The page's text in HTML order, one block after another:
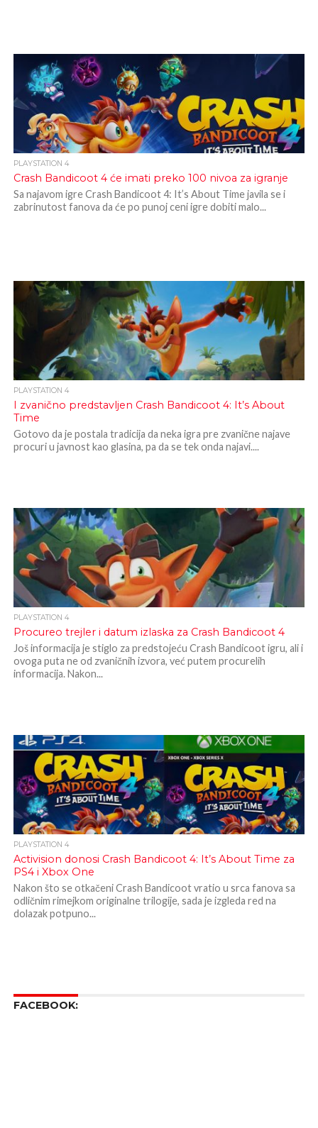
PLAYSTATION 4
Crash Bandicoot 4 će imati preko 100 nivoa za igranje
Sa najavom igre Crash Bandicoot 4: It’s About Time javila se i
zabrinutost fanova da će po punoj ceni igre dobiti malo...
PLAYSTATION 4
I zvanično predstavljen Crash Bandicoot 4: It’s About
Time
Gotovo da je postala tradicija da neka igra pre zvanične najave
procuri u javnost kao glasina, pa da se tek onda najavi....
PLAYSTATION 4
Procureo trejler i datum izlaska za Crash Bandicoot 4
Još informacija je stiglo za predstojeću Crash Bandicoot igru, ali i
ovoga puta ne od zvaničnih izvora, već putem procurelih
informacija. Nakon...
PLAYSTATION 4
Activision donosi Crash Bandicoot 4: It’s About Time za
PS4 i Xbox One
Nakon što se otkačeni Crash Bandicoot vratio u srca fanova sa
odličnim rimejkom originalne trilogije, sada je izgleda red na
dolazak potpuno...
FACEBOOK: